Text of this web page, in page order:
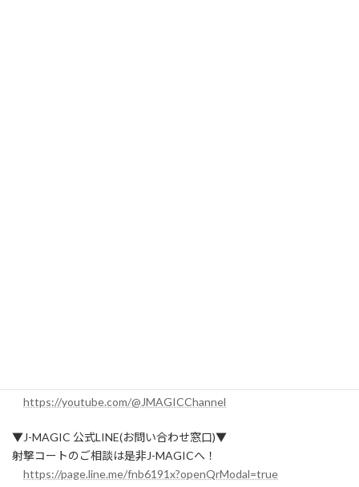
https://youtube.com/@JMAGICChannel
▼J-MAGIC 公式LINE(お問い合わせ窓口)▼
射撃コートのご相談は是非J-MAGICへ！
https://page.line.me/fnb6191x?openQrModal=true